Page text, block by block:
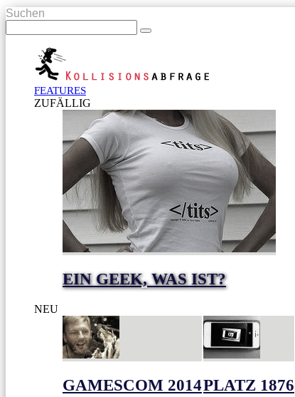
Suchen
FEATURES
ZUFÄLLIG
EIN GEEK, WAS IST?
NEU
GAMESCOM 2014PLATZ 1876